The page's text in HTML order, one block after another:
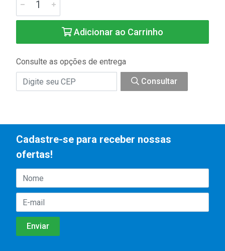
Adicionar ao Carrinho
Consulte as opções de entrega
Consultar
Cadastre-se para receber nossas
ofertas!